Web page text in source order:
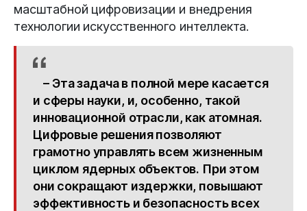
масштабной цифровизации и внедрения
технологии искусственного интеллекта.
– Эта задача в полной мере касается
и сферы науки, и, особенно, такой
инновационной отрасли, как атомная.
Цифровые решения позволяют
грамотно управлять всем жизненным
циклом ядерных объектов. При этом
они сокращают издержки, повышают
эффективность и безопасность всех